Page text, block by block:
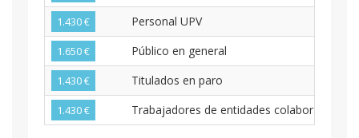
1.430 € Personal UPV
1.650 € Público en general
1.430 € Titulados en paro
1.430 € Trabajadores de entidades colaboradoras